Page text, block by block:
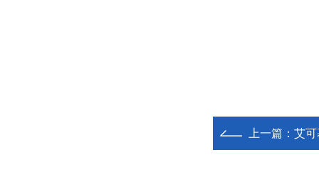
上一篇： 艾可